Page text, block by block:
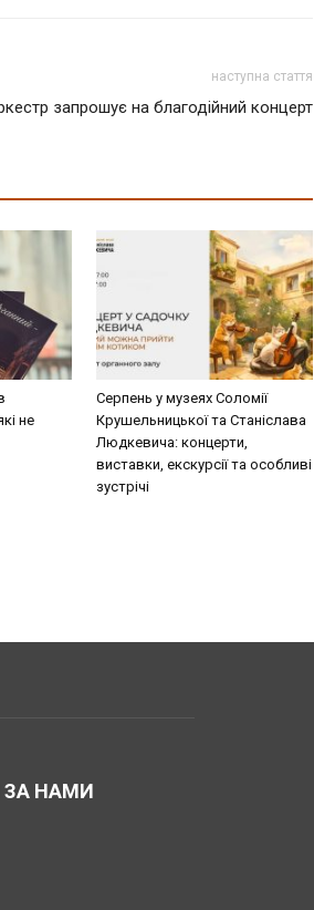
наступна стаття
запрошує на благодійний концерт
не
Серпень у музеях Соломії
Крушельницької та Станіслава
Людкевича: концерти,
виставки, екскурсії та особливі
зустрічі
НАМИ